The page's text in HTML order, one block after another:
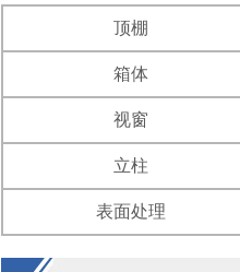
顶棚
箱体
视窗
立柱
表面处理